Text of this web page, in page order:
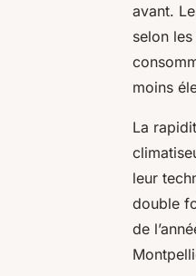
avant.
selon
moins
La
leur
double
de